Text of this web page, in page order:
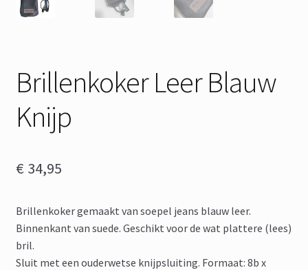
Brillenkoker Leer Blauw
Knijp
€ 34,95
Brillenkoker gemaakt van soepel jeans blauw leer.
Binnenkant van suede. Geschikt voor de wat plattere (lees)
bril.
Sluit met een ouderwetse knijpsluiting. Formaat: 8b x